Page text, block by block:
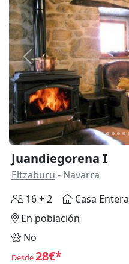
Anterior
Juandiegorena I
Eltzaburu - Navarra
16 + 2
Casa Entera
En población
No
Desde28€*